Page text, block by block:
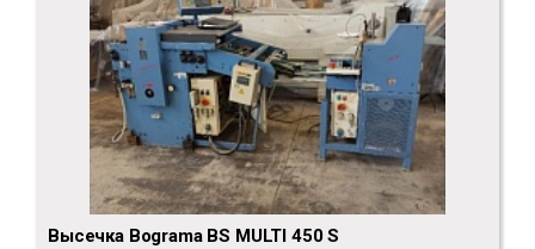
Высечка Bograma BS MULTI 450 S